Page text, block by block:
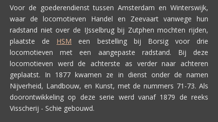
Voor de goederendienst tussen Amsterdam en Winterswijk,
waar de locomotieven Handel en Zeevaart vanwege hun
radstand niet over de IJsselbrug bij Zutphen mochten rijden,
plaatste de HSM een bestelling bij Borsig voor drie
locomotieven met een aangepaste radstand. Bij deze
locomotieven werd de achterste as verder naar achteren
geplaatst. In 1877 kwamen ze in dienst onder de namen
Nijverheid, Landbouw, en Kunst, met de nummers 71-73. Als
doorontwikkeling op deze serie werd vanaf 1879 de reeks
Visscherij - Schie gebouwd.